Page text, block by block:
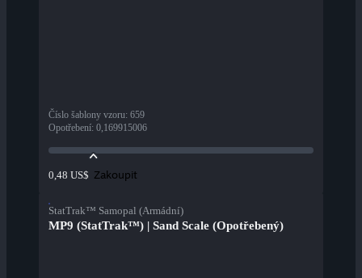
Číslo šablony vzoru: 659
Opotřebení: 0,169915006
0,48 US$ Zakoupit
StatTrak™ Samopal (Armádní)
MP9 (StatTrak™) | Sand Scale (Opotřebený)